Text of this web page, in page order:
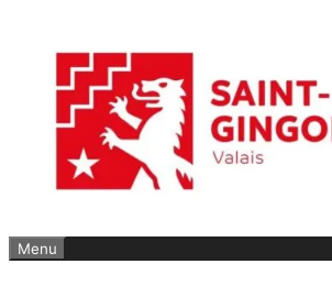
contenu
Menu